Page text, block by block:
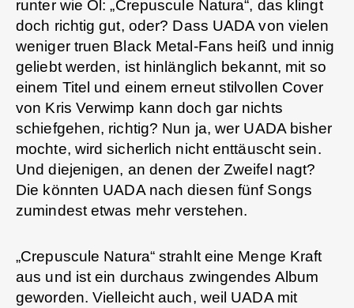
runter wie Öl: „Crepuscule Natura“, das klingt
doch richtig gut, oder? Dass UADA von vielen
weniger truen Black Metal-Fans heiß und innig
geliebt werden, ist hinlänglich bekannt, mit so
einem Titel und einem erneut stilvollen Cover
von Kris Verwimp kann doch gar nichts
schiefgehen, richtig? Nun ja, wer UADA bisher
mochte, wird sicherlich nicht enttäuscht sein.
Und diejenigen, an denen der Zweifel nagt?
Die könnten UADA nach diesen fünf Songs
zumindest etwas mehr verstehen.
„Crepuscule Natura“ strahlt eine Menge Kraft
aus und ist ein durchaus zwingendes Album
geworden. Vielleicht auch, weil UADA mit